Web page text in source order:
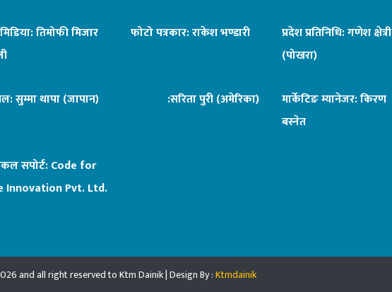
तिमोफी मिजार
फोटो पत्रकार: राकेश भण्डारी
प्रदेश प्रतिनिधि: गणेश क्षेत्री
(पोखरा)
सुम्मा थापा (जापान) :सरिता पुरी (अमेरिका)
मार्केटिङ म्यानेजर: किरण
बस्नेत
सपोर्ट:Code for
Innovation Pvt. Ltd.
and all right reserved to Ktm Dainik | Design By :Ktmdainik